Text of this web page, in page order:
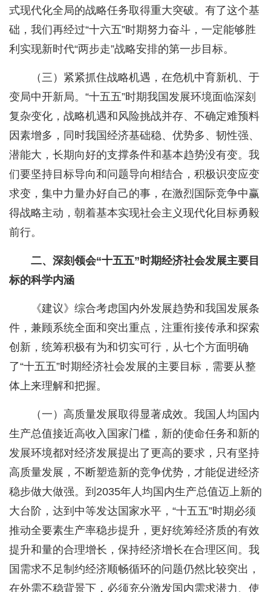
式现代化全局的战略任务取得重大突破。有了这个基
础，我们再经过“十六五”时期努力奋斗，一定能够胜
利实现新时代“两步走”战略安排的第一步目标。
（三）紧紧抓住战略机遇，在危机中育新机、于
变局中开新局。“十五五”时期我国发展环境面临深刻
复杂变化，战略机遇和风险挑战并存、不确定难预料
因素增多，同时我国经济基础稳、优势多、韧性强、
潜能大，长期向好的支撑条件和基本趋势没有变。我
们要坚持目标导向和问题导向相结合，积极识变应变
求变，集中力量办好自己的事，在激烈国际竞争中赢
得战略主动，朝着基本实现社会主义现代化目标勇毅
前行。
二、深刻领会“十五五”时期经济社会发展主要目
标的科学内涵
《建议》综合考虑国内外发展趋势和我国发展条
件，兼顾系统全面和突出重点，注重衔接传承和探索
创新，统筹积极有为和切实可行，从七个方面明确
了“十五五”时期经济社会发展的主要目标，需要从整
体上来理解和把握。
（一）高质量发展取得显著成效。我国人均国内
生产总值接近高收入国家门槛，新的使命任务和新的
发展环境都对经济发展提出了更高的要求，只有坚持
高质量发展，不断塑造新的竞争优势，才能促进经济
稳步做大做强。到2035年人均国内生产总值迈上新的
大台阶，达到中等发达国家水平，“十五五”时期必须
推动全要素生产率稳步提升，更好统筹经济质的有效
提升和量的合理增长，保持经济增长在合理区间。我
国需求不足制约经济顺畅循环的问题仍然比较突出，
在外需不稳背景下，必须充分激发国内需求潜力、使